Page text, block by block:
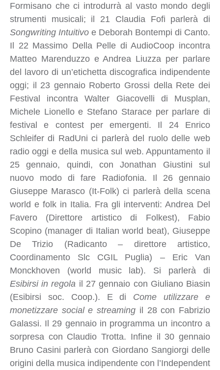
Formisano che ci introdurrà al vasto mondo degli
strumenti musicali; il 21 Claudia Fofi parlerà di
Songwriting Intuitivo e Deborah Bontempi di Canto.
Il 22 Massimo Della Pelle di AudioCoop incontra
Matteo Marenduzzo e Andrea Liuzza per parlare
del lavoro di un’etichetta discografica indipendente
oggi; il 23 gennaio Roberto Grossi della Rete dei
Festival incontra Walter Giacovelli di Musplan,
Michele Lionello e Stefano Starace per parlare di
festival e contest per emergenti. Il 24 Enrico
Schleifer di RadUni ci parlerà del ruolo delle web
radio oggi e della musica sul web. Appuntamento il
25 gennaio, quindi, con Jonathan Giustini sul
nuovo modo di fare Radiofonia. Il 26 gennaio
Giuseppe Marasco (It-Folk) ci parlerà della scena
world e folk in Italia. Fra gli interventi: Andrea Del
Favero (Direttore artistico di Folkest), Fabio
Scopino (manager di Italian world beat), Giuseppe
De Trizio (Radicanto – direttore artistico,
Coordinamento Slc CGIL Puglia) – Eric Van
Monckhoven (world music lab). Si parlerà di
Esibirsi in regola il 27 gennaio con Giuliano Biasin
(Esibirsi soc. Coop.). E di Come utilizzare e
monetizzare social e streaming il 28 con Fabrizio
Galassi. Il 29 gennaio in programma un incontro a
sorpresa con Claudio Trotta. Infine il 30 gennaio
Bruno Casini parlerà con Giordano Sangiorgi delle
origini della musica indipendente con l’Independent